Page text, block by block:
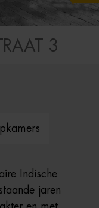
3
Indische
jaren